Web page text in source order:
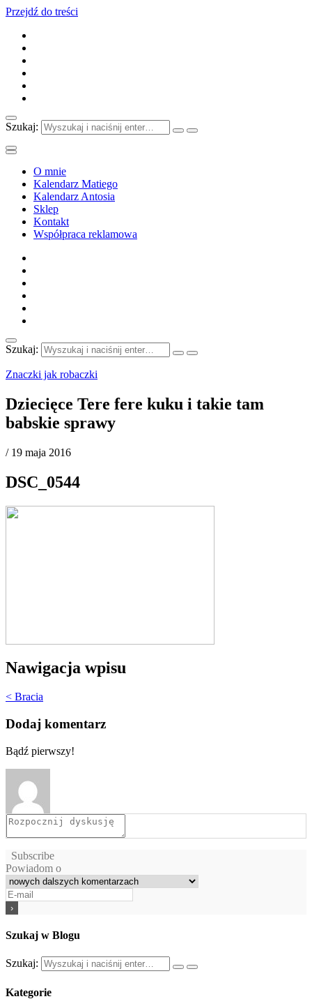
Przejdź do treści
Szukaj:
O mnie
Kalendarz Matiego
Kalendarz Antosia
Sklep
Kontakt
Współpraca reklamowa
Szukaj:
Znaczki jak robaczki
Dziecięce Tere fere kuku i takie tam
babskie sprawy
/ 19 maja 2016
DSC_0544
Nawigacja wpisu
< Bracia
Dodaj komentarz
Bądź pierwszy!
Subscribe
Powiadom o
Szukaj w Blogu
Szukaj:
Kategorie